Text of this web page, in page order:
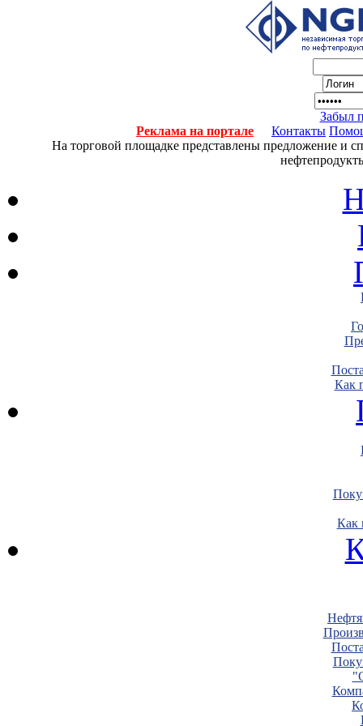
Забыл
Реклама на портале
Контакты
На торговой площадке представлены предложение и
Как
Как